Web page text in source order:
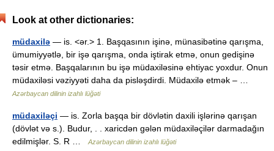
Look at other dictionaries:
müdaxilə — is. <ər.> 1. Başqasının işinə, münasibətinə qarışma,
ümumiyyətlə, bir işə qarışma, onda iştirak etmə, onun gedişinə
təsir etmə. Başqalarının bu işə müdaxiləsinə ehtiyac yoxdur. Onun
müdaxiləsi vəziyyəti daha da pisləşdirdi. Müdaxilə etmək – …
Azərbaycan dilinin izahlı lüğəti
müdaxiləçi — is. Zorla başqa bir dövlətin daxili işlərinə qarışan
(dövlət və s.). Budur, . . xaricdən gələn müdaxiləçilər darmadağın
edilmişlər. S. R …
Azərbaycan dilinin izahlı lüğəti